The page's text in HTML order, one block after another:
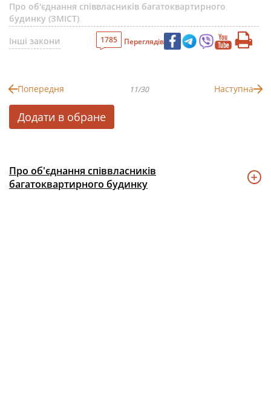
Про об'єднання співвласників багатоквартирного
будинку (ЗМІСТ)
Інші закони
1785 Переглядів
Попередня 11/30 Наступна
Додати в обране
Про об'єднання співвласників
багатоквартирного будинку